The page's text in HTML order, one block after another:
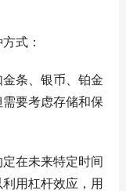
式：
条、银币、铂金
要考虑存储和保
在未来特定时间
用杠杆效应，用